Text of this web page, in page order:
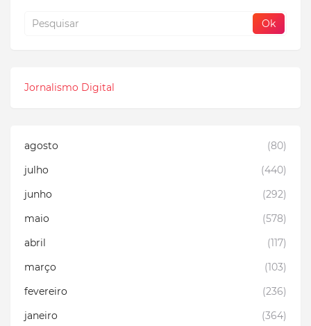
Jornalismo Digital
agosto
(80)
julho
(440)
junho
(292)
maio
(578)
abril
(117)
março
(103)
fevereiro
(236)
janeiro
(364)